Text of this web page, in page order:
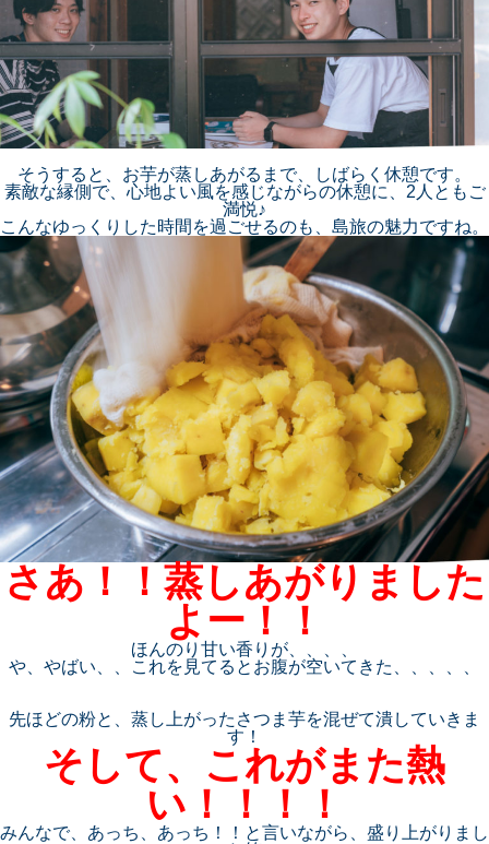
そうすると、お芋が蒸しあがるまで、しばらく休憩です。
素敵な縁側で、心地よい風を感じながらの休憩に、2人ともご
満悦♪
こんなゆっくりした時間を過ごせるのも、島旅の魅力ですね。
さあ！！蒸しあがりました
よー！！
ほんのり甘い香りが、、、、
や、やばい、、これを見てるとお腹が空いてきた、、、、、
先ほどの粉と、蒸し上がったさつま芋を混ぜて潰していきま
す！
そして、これがまた熱
い！！！！
みんなで、あっち、あっち！！と言いながら、盛り上がりまし